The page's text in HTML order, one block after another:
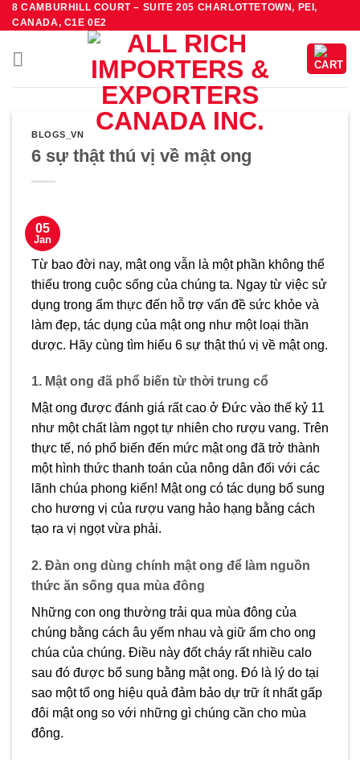
Skip
to
content
8 CAMBURHILL COURT – SUITE 205 CHARLOTTETOWN, PEI,
CANADA, C1E 0E2
BLOGS_VN
6 sự thật thú vị về mật ong
05
Jan
Từ bao đời nay, mật ong vẫn là một phần không thể
thiếu trong cuộc sống của chúng ta. Ngay từ việc sử
dụng trong ẩm thực đến hỗ trợ vấn đề sức khỏe và
làm đẹp, tác dụng của mật ong như một loại thần
dược. Hãy cùng tìm hiểu 6 sự thật thú vị về mật ong.
1. Mật ong đã phổ biến từ thời trung cổ
Mật ong được đánh giá rất cao ở Đức vào thế kỷ 11
như một chất làm ngọt tự nhiên cho rượu vang. Trên
thực tế, nó phổ biến đến mức mật ong đã trở thành
một hình thức thanh toán của nông dân đối với các
lãnh chúa phong kiến! Mật ong có tác dụng bổ sung
cho hương vị của rượu vang hảo hạng bằng cách
tạo ra vị ngọt vừa phải.
2. Đàn ong dùng chính mật ong để làm nguồn
thức ăn sống qua mùa đông
Những con ong thường trải qua mùa đông của
chúng bằng cách âu yếm nhau và giữ ấm cho ong
chúa của chúng. Điều này đốt cháy rất nhiều calo
sau đó được bổ sung bằng mật ong. Đó là lý do tại
sao một tổ ong hiệu quả đảm bảo dự trữ ít nhất gấp
đôi mật ong so với những gì chúng cần cho mùa
đông.